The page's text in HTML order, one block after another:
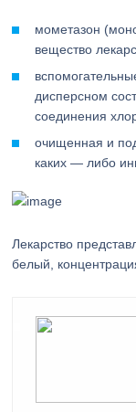
мометазон
вещество
дисперсном
соединения
очищенная и
каких — либо
Лекарство
белый,